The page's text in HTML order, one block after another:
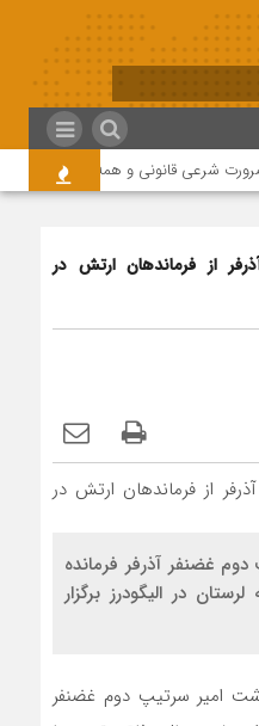
شرعی قانونی و همه در این زمینه
از فرماندهان ارتش‌ در
غضنفر آذرفر فرمانده
در الیگودرز برگزار
امیر سرتیپ دوم غضنفر